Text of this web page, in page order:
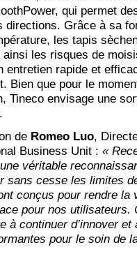
qui permet
directions. Grâce à sa
les tapis
ainsi les risques de
entretien rapide et
Bien que pour le
Tineco envisage une
de Romeo Luo,
Business Unit : «
véritable
sans cesse les limites
conçus pour rendre la
pour nos utilisateurs.
à continuer d’innover
pour le soin de